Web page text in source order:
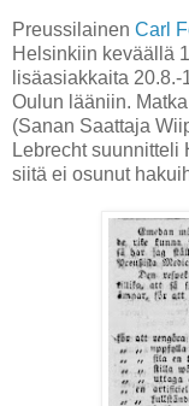
Preussilainen Carl
Helsinkiin keväällä
lisäasiakkaita
Oulun lääniin.
(Sanan Saattaja
Lebrecht suunnitteli
siitä ei osunut